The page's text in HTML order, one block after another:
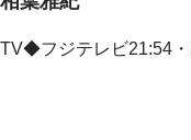
TV◆フジテレビ21:54